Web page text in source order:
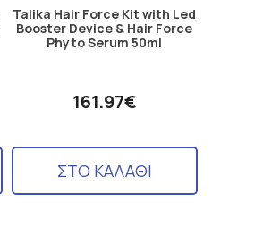
Talika Hair Force Kit with Led
Booster Device & Hair Force
Phyto Serum 50ml
161.97€
ΣΤΟ ΚΑΛΑΘΙ